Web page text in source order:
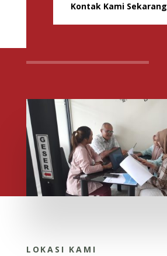
Kontak Kami Sekarang
LOKASI KAMI